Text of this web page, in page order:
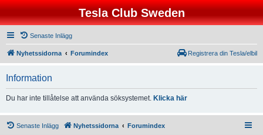
Tesla Club Sweden
Senaste Inlägg
Nyhetssidorna Forumindex Registrera din Tesla/elbil
Information
Du har inte tillåtelse att använda söksystemet. Klicka här
Senaste Inlägg Nyhetssidorna Forumindex